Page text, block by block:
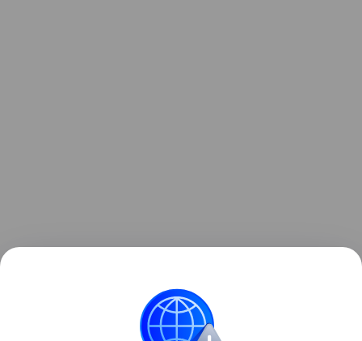
Также на ПМЭФ компания Aurus представит
обновленную версию удлиненной